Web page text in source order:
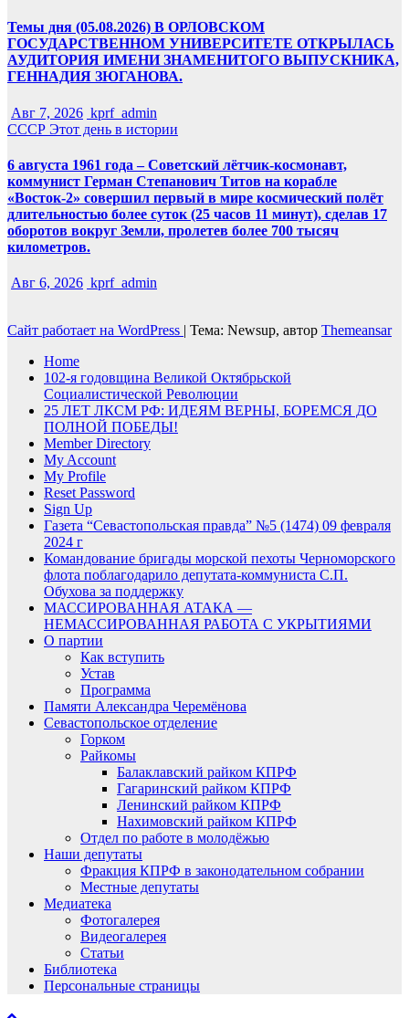
Темы дня (05.08.2026) В ОРЛОВСКОМ
ГОСУДАРСТВЕННОМ УНИВЕРСИТЕТЕ ОТКРЫЛАСЬ
АУДИТОРИЯ ИМЕНИ ЗНАМЕНИТОГО ВЫПУСКНИКА,
ГЕННАДИЯ ЗЮГАНОВА.
Авг 7, 2026 kprf_admin
СССР Этот день в истории
6 августа 1961 года – Советский лётчик-космонавт,
коммунист Герман Степанович Титов на корабле
«Восток-2» совершил первый в мире космический полёт
длительностью более суток (25 часов 11 минут), сделав 17
оборотов вокруг Земли, пролетев более 700 тысяч
километров.
Авг 6, 2026 kprf_admin
Сайт работает на WordPress | Тема: Newsup, автор Themeansar
Home
102-я годовщина Великой Октябрьской
Социалистической Революции
25 ЛЕТ ЛКСМ РФ: ИДЕЯМ ВЕРНЫ, БОРЕМСЯ ДО
ПОЛНОЙ ПОБЕДЫ!
Member Directory
My Account
My Profile
Reset Password
Sign Up
Газета “Севастопольская правда” №5 (1474) 09 февраля
2024 г
Командование бригады морской пехоты Черноморского
флота поблагодарило депутата-коммуниста С.П.
Обухова за поддержку
МАССИРОВАННАЯ АТАКА —
НЕМАССИРОВАННАЯ РАБОТА С УКРЫТИЯМИ
О партии
Как вступить
Устав
Программа
Памяти Александра Черемёнова
Севастопольское отделение
Горком
Райкомы
Балаклавский райком КПРФ
Гагаринский райком КПРФ
Ленинский райком КПРФ
Нахимовский райком КПРФ
Отдел по работе в молодёжью
Наши депутаты
Фракция КПРФ в законодательном собрании
Местные депутаты
Медиатека
Фотогалерея
Видеогалерея
Статьи
Библиотека
Персональные страницы